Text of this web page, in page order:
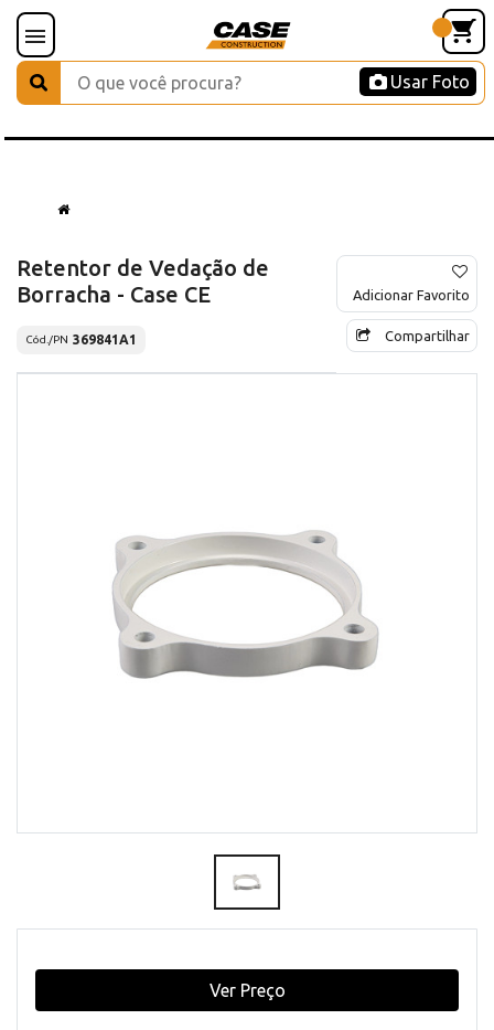
Usar Foto
Retentor de Vedação de
Borracha - Case CE
Cód./PN 369841A1
Adicionar Favorito
Compartilhar
Ver Preço